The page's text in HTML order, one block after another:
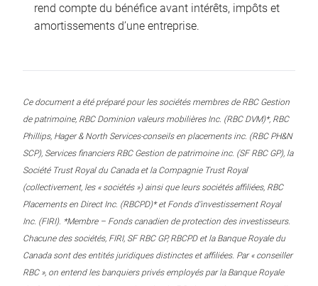
rend compte du bénéfice avant intérêts, impôts et
amortissements d’une entreprise.
Ce document a été préparé pour les sociétés membres de RBC Gestion
de patrimoine, RBC Dominion valeurs mobilières Inc. (RBC DVM)*, RBC
Phillips, Hager & North Services-conseils en placements inc. (RBC PH&N
SCP), Services financiers RBC Gestion de patrimoine inc. (SF RBC GP), la
Société Trust Royal du Canada et la Compagnie Trust Royal
(collectivement, les « sociétés ») ainsi que leurs sociétés affiliées, RBC
Placements en Direct Inc. (RBCPD)* et Fonds d’investissement Royal
Inc. (FIRI). *Membre – Fonds canadien de protection des investisseurs.
Chacune des sociétés, FIRI, SF RBC GP, RBCPD et la Banque Royale du
Canada sont des entités juridiques distinctes et affiliées. Par « conseiller
RBC », on entend les banquiers privés employés par la Banque Royale